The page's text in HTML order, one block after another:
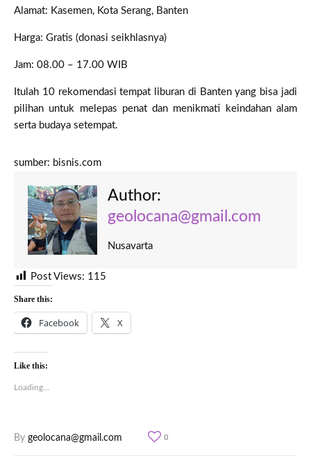
Alamat: Kasemen, Kota Serang, Banten
Harga: Gratis (donasi seikhlasnya)
Jam: 08.00 – 17.00 WIB
Itulah 10 rekomendasi tempat liburan di Banten yang bisa jadi
pilihan untuk melepas penat dan menikmati keindahan alam
serta budaya setempat.
sumber: bisnis.com
Author:
geolocana@gmail.com
Nusavarta
Post Views: 115
Share this:
Facebook X
Like this:
Loading...
By geolocana@gmail.com 0